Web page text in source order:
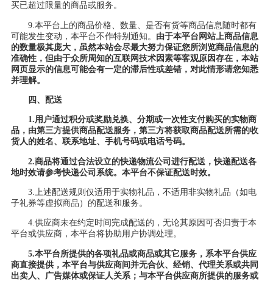
买已超过限量的商品或服务。
9.本平台上的商品价格、数量、是否有货等商品信息随时都有
可能发生变动，本平台不作特别通知。 由于本平台网站上商品信息
的数量极其庞大，虽然本站会尽最大努力保证您所浏览商品信息的
准确性，但由于众所周知的互联网技术因素等客观原因存在，本站
网页显示的信息可能会有一定的滞后性或差错，对此情形请您知悉
并理解。
四、配送
1.用户通过积分或奖励兑换、分期或一次性支付购买的实物商
品，由第三方提供商品配送服务，第三方将获取商品配送所需的收
货人的姓名、联系地址、手机号码或电话号码。
2.商品将通过合法设立的快递物流公司进行配送，快递配送各
地时效请参考快递公司系统。本平台不保证配送时效。
3.上述配送规则仅适用于实物礼品，不适用非实物礼品（如电
子礼券等虚拟商品）的配送和服务。
4.供应商未在约定时间完成配送的，无论其原因可否归责于本
平台或供应商，本平台将协助用户协调处理。
5.本平台所提供的各项礼品或商品或其它服务，系本平台供应
商直接提供，本平台与供应商间并无合伙、经销、代理关系或共同
出卖人、广告媒体或保证人关系；与本平台供应商所提供的服务或